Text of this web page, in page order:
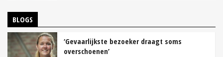
BLOGS
‘Gevaarlijkste bezoeker draagt soms
overschoenen’